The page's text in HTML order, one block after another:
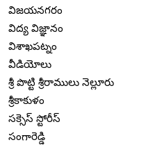
విజయనగరం
విద్య విజ్ఞానం
విశాఖపట్నం
వీడియోలు
శ్రీ పొట్టి శ్రీరాములు నెల్లూరు
శ్రీకాకుళం
సక్సెస్ స్టోరీస్
సంగారెడ్డి